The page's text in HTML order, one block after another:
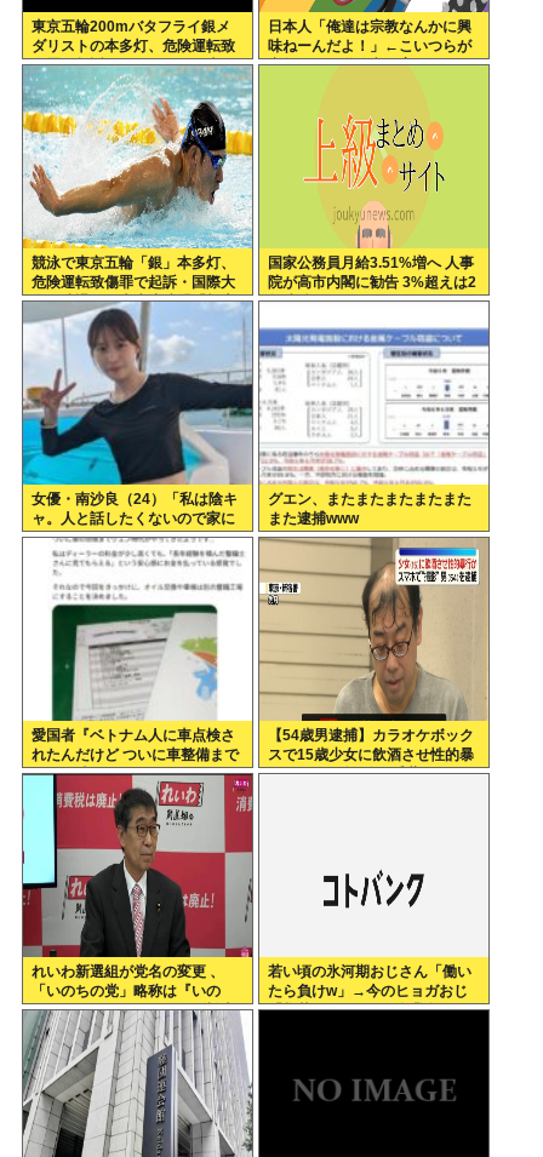
東京五輪200mバタフライ銀メ
ダリストの本多灯、危険運転致
傷罪で起訴される。なぜ日本の
競泳界はオワコン化したのか
日本人「俺達は宗教なんかに興
味ねーんだよ！」←こいつらが
宗教なしに道徳心を育めている
競泳で東京五輪「銀」本多灯、
危険運転致傷罪で起訴・国際大
会を辞退…日本水泳連盟「報告
が遅れお詫び」
国家公務員月給3.51%増へ 人事
院が高市内閣に勧告 3%超えは2
年連続
女優・南沙良（24）「私は陰キ
ャ。人と話したくないので家に
引きこもってPCでアニメを観て
いたい」
グエン、またまたまたまたまた
また逮捕www
愛国者『ベトナム人に車点検さ
れたんだけど ついに車整備まで
グエン時代かよ…』
【54歳男逮捕】カラオケボック
スで15歳少女に飲酒させ性的暴
行 スマホで撮影か 千葉
れいわ新選組が党名の変更 、
「いのちの党」略称は『いの
ち』 SNSではTIM・ゴルゴ松本
に言及「ゴルゴ出馬確定」「党
首は決まり」
若い頃の氷河期おじさん「働い
たら負けw」→今のヒョガおじ
「惣菜たけぇよ..」 自業自得で